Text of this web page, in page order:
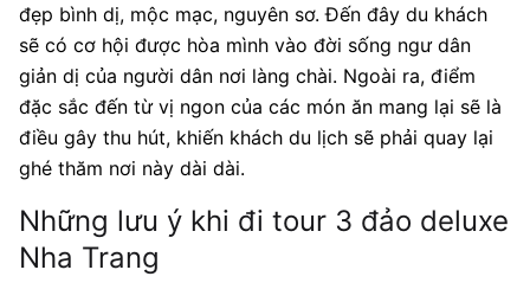
đẹp bình dị, mộc mạc, nguyên sơ. Đến đây du khách
sẽ có cơ hội được hòa mình vào đời sống ngư dân
giản dị của người dân nơi làng chài. Ngoài ra, điểm
đặc sắc đến từ vị ngon của các món ăn mang lại sẽ là
điều gây thu hút, khiến khách du lịch sẽ phải quay lại
ghé thăm nơi này dài dài.
Những lưu ý khi đi tour 3 đảo deluxe
Nha Trang